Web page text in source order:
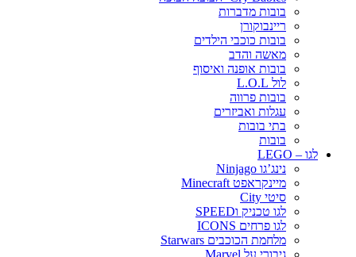
בובות מדברות
ריינבוקורן
בובות כוכבי הילדים
מאשה והדב
בובות אופנה ואיסוף
לול L.O.L
בובות פרווה
עגלות ואביזרים
בתי בובות
בובות
לגו – LEGO
נינג’גו Ninjago
מיינקראפט Minecraft
סיטי City
לגו טכניק וSPEED
לגו פרחים ICONS
מלחמת הכוכבים Starwars
גיבורי על Marvel